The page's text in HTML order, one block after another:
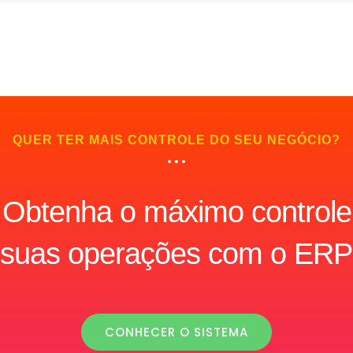
QUER TER MAIS CONTROLE DO SEU NEGÓCIO?
Obtenha o máximo controle
operações com o
CONHECER O SISTEMA